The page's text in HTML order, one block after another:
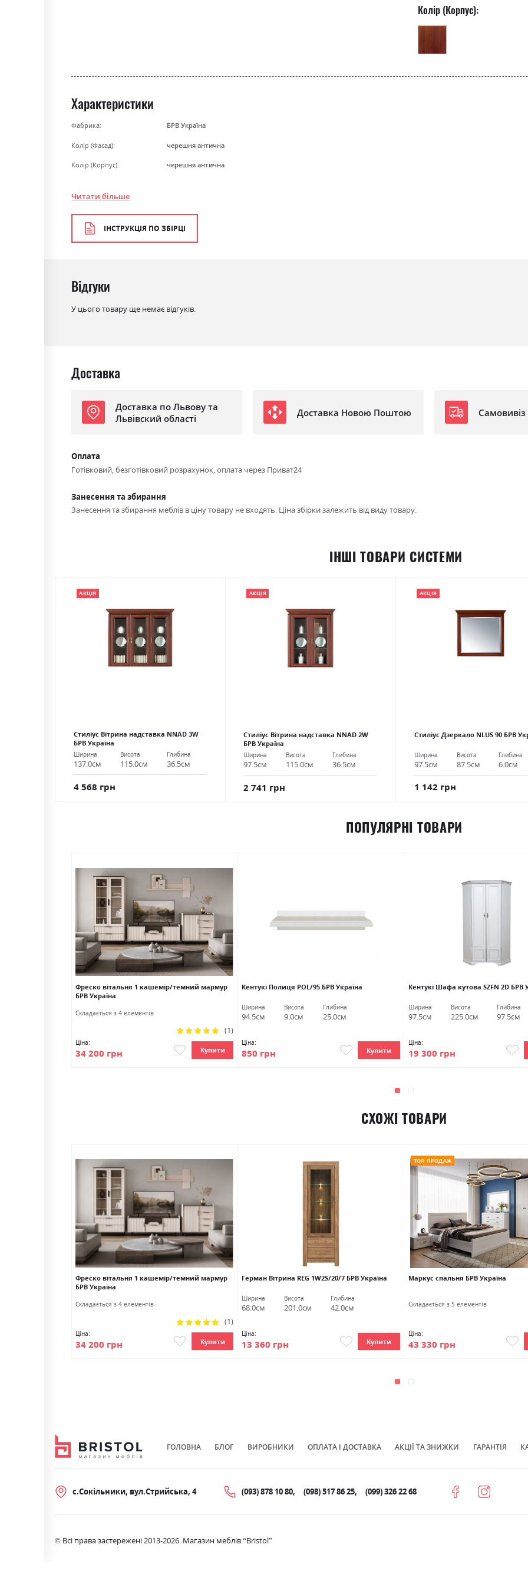
Колір (Корпус):
Характеристики
Фабрика: БРВ Україна
Колір (Фасад): черешня антична
Колір (Корпус): черешня антична
Матеріал ламінована ДСП з МДФ
Читати більше
ІНСТРУКЦІЯ ПО ЗБІРЦІ
Відгуки
У цього товару ще немає відгуків.
Доставка
Доставка по Львову та
Львівский області
Доставка Новою Поштою Самовивіз
Оплата
Готівковий, безготівковий розрахунок, оплата через Приват24
Занесення та збирання
Занесення та збирання меблів в ціну товару не входять. Ціна збірки залежить від виду товару.
ІНШІ ТОВАРИ СИСТЕМИ
АКЦІЯ
Стиліус Вітрина надставка NNAD 3W
БРВ Україна
Ширина
137.0см
Висота
115.0см
Глибина
36.5см
4 568 грн
АКЦІЯ
Стиліус Вітрина надставка NNAD 2W
БРВ Україна
Ширина
97.5см
Висота
115.0см
Глибина
36.5см
2 741 грн
АКЦІЯ
Стиліус Дзеркало NLUS 90 БРВ
Ширина
97.5см
Висота
87.5см
Глибина
6.0см
1 142 грн
ПОПУЛЯРНІ ТОВАРИ
Фреско вітальня 1 кашемір/темний мармур
БРВ Україна
Cкладається з 4 елементів
Ціна:
34 200 грн
Рейтинг:
100%
(1)
Купити
Кентукі Полиця POL/95 БРВ Україна
Ширина
94.5см
Висота
9.0см
Глибина
25.0см
Ціна:
850 грн Купити
Кентукі Шафа кутова SZFN 2D БРВ
Ширина
97.5см
Висота
225.0см
Глибина
97.5см
Ціна:
19 300 грн
СХОЖІ ТОВАРИ
Фреско вітальня 1 кашемір/темний мармур
БРВ Україна
Cкладається з 4 елементів
Ціна:
34 200 грн
Рейтинг:
100%
(1)
Купити
Герман Вітрина REG 1W2S/20/7 БРВ Україна
Ширина
68.0см
Висота
201.0см
Глибина
42.0см
Ціна:
13 360 грн Купити
ТОП ПРОДАЖ
Маркус спальня БРВ Україна
Cкладається з 5 елементів
Ціна:
43 330 грн
ГОЛОВНА БЛОГ ВИРОБНИКИ ОПЛАТА І ДОСТАВКА АКЦІЇ ТА ЗНИЖКИ ГАРАНТІЯ
с.Сокільники, вул.Стрийська, 4 (093) 878 10 80 (098) 517 86 25 (099) 326 22 68
© Всі права застережені 2013-2026. Магазин меблів “Bristol”